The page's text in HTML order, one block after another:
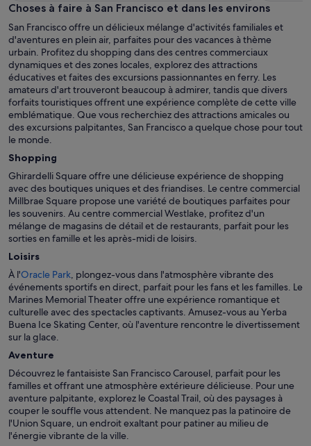
hôtels
à
Fisherman's
Wharf
(jetée)
Choses à faire à San Francisco et dans les environs
San Francisco offre un délicieux mélange d'activités familiales et
d'aventures en plein air, parfaites pour des vacances à thème
urbain. Profitez du shopping dans des centres commerciaux
dynamiques et des zones locales, explorez des attractions
éducatives et faites des excursions passionnantes en ferry. Les
amateurs d'art trouveront beaucoup à admirer, tandis que divers
forfaits touristiques offrent une expérience complète de cette ville
emblématique. Que vous recherchiez des attractions amicales ou
des excursions palpitantes, San Francisco a quelque chose pour tout
le monde.
Shopping
Ghirardelli Square offre une délicieuse expérience de shopping
avec des boutiques uniques et des friandises. Le centre commercial
Millbrae Square propose une variété de boutiques parfaites pour
les souvenirs. Au centre commercial Westlake, profitez d'un
mélange de magasins de détail et de restaurants, parfait pour les
sorties en famille et les après-midi de loisirs.
Loisirs
À l'Oracle Park, plongez-vous dans l'atmosphère vibrante des
événements sportifs en direct, parfait pour les fans et les familles. Le
Marines Memorial Theater offre une expérience romantique et
culturelle avec des spectacles captivants. Amusez-vous au Yerba
Buena Ice Skating Center, où l'aventure rencontre le divertissement
sur la glace.
Aventure
Découvrez le fantaisiste San Francisco Carousel, parfait pour les
familles et offrant une atmosphère extérieure délicieuse. Pour une
aventure palpitante, explorez le Coastal Trail, où des paysages à
couper le souffle vous attendent. Ne manquez pas la patinoire de
l'Union Square, un endroit exaltant pour patiner au milieu de
l'énergie vibrante de la ville.